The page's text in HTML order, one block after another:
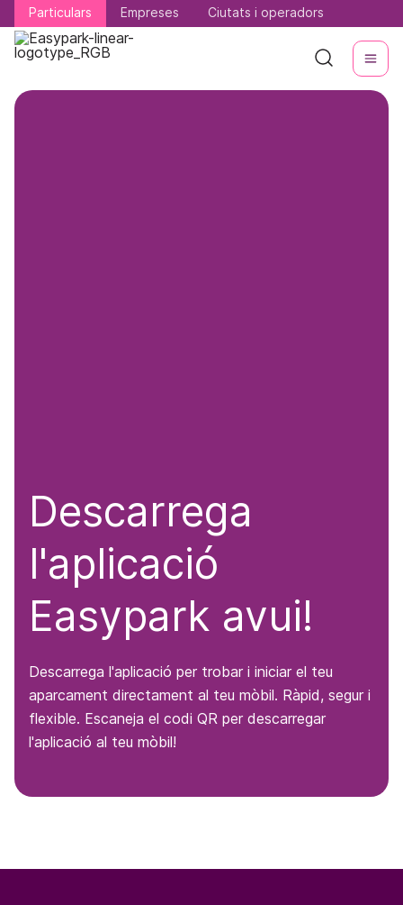
Particulars Empreses Ciutats i operadors
Particulars Empreses Ciutats i operadors
Descarrega
l'aplicació
Easypark avui!
Descarrega l'aplicació per trobar i iniciar el teu
aparcament directament al teu mòbil. Ràpid, segur i
flexible. Escaneja el codi QR per descarregar
l'aplicació al teu mòbil!